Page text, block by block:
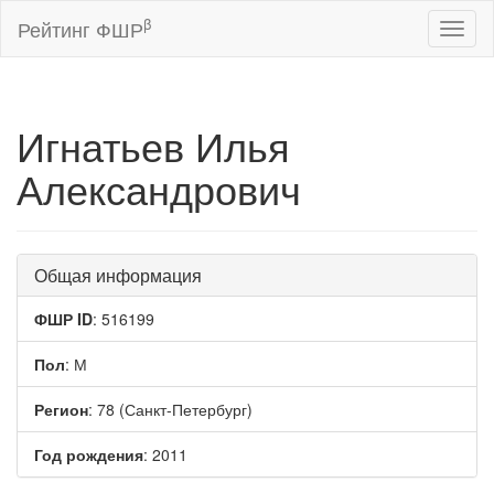
Рейтинг ФШРβ
Игнатьев Илья
Александрович
Общая информация
ФШР ID: 516199
Пол: М
Регион: 78 (Санкт-Петербург)
Год рождения: 2011